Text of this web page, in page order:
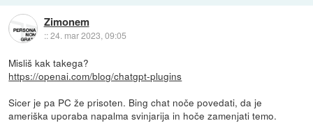
Zimonem
::24. mar 2023, 09:05
Misliš kak takega?
https://openai.com/blog/chatgpt-plugins
Sicer je pa PC že prisoten. Bing chat noče povedati, da je
ameriška uporaba napalma svinjarija in hoče zamenjati temo.